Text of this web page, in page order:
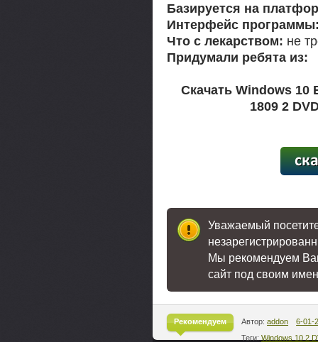
Базируется на
Интерфейс
Что с лекарством: не
Придумали ребята из:
Скачать Windows 10
1809 2
Уважаемый
Мы рекомендуем
сайт под своим
Рекомендуем Автор:addon
6-01-
Теги:Windows 10 2